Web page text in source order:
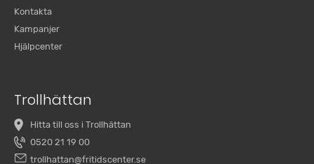
Kontakta
Kampanjer
Hjälpcenter
Trollhättan
Hitta till oss i Trollhättan
0520 21 19 00
trollhattan@fritidscenter.se